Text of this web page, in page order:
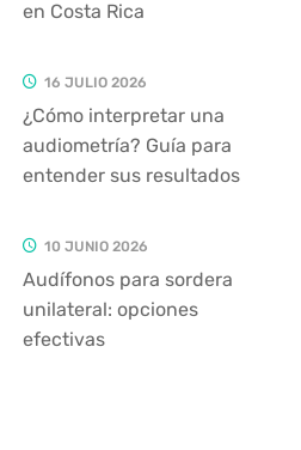
en Costa Rica
16 JULIO 2026
¿Cómo interpretar una
audiometría? Guía para
entender sus resultados
10 JUNIO 2026
Audífonos para sordera
unilateral: opciones
efectivas